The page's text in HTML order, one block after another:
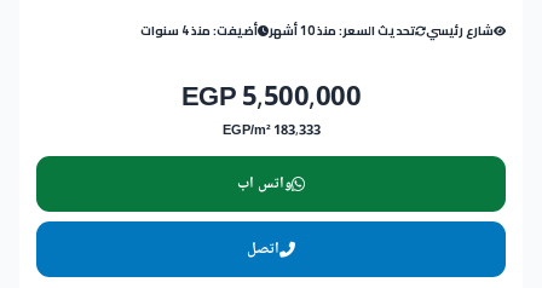
شارع رئيسي تحديث السعر: منذ 10 أشهر أضيفت: منذ 4 سنوات
5,500,000 EGP
183,333 EGP/m²
واتس اب
اتصل